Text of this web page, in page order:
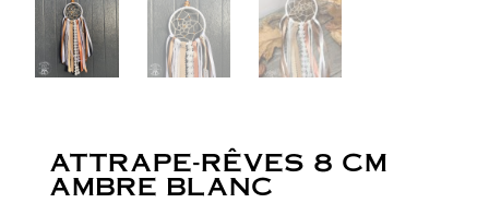
ATTRAPE-RÊVES 8 CM
AMBRE BLANC